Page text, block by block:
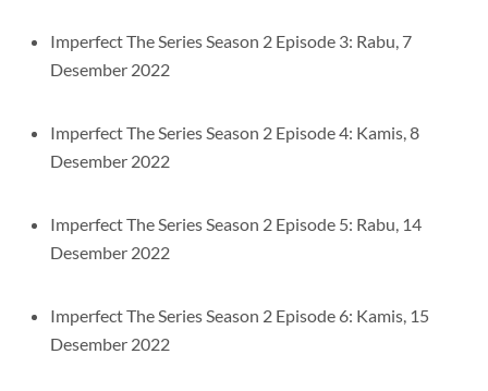
Imperfect The Series Season 2 Episode 3: Rabu, 7
Desember 2022
Imperfect The Series Season 2 Episode 4: Kamis, 8
Desember 2022
Imperfect The Series Season 2 Episode 5: Rabu, 14
Desember 2022
Imperfect The Series Season 2 Episode 6: Kamis, 15
Desember 2022